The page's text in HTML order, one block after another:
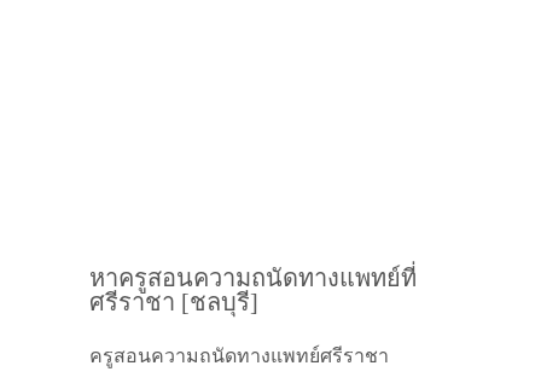
หาครูสอนความถนัดทางแพทย์ที่
ศรีราชา [ชลบุรี]
ครูสอนความถนัดทางแพทย์ศรีราชา